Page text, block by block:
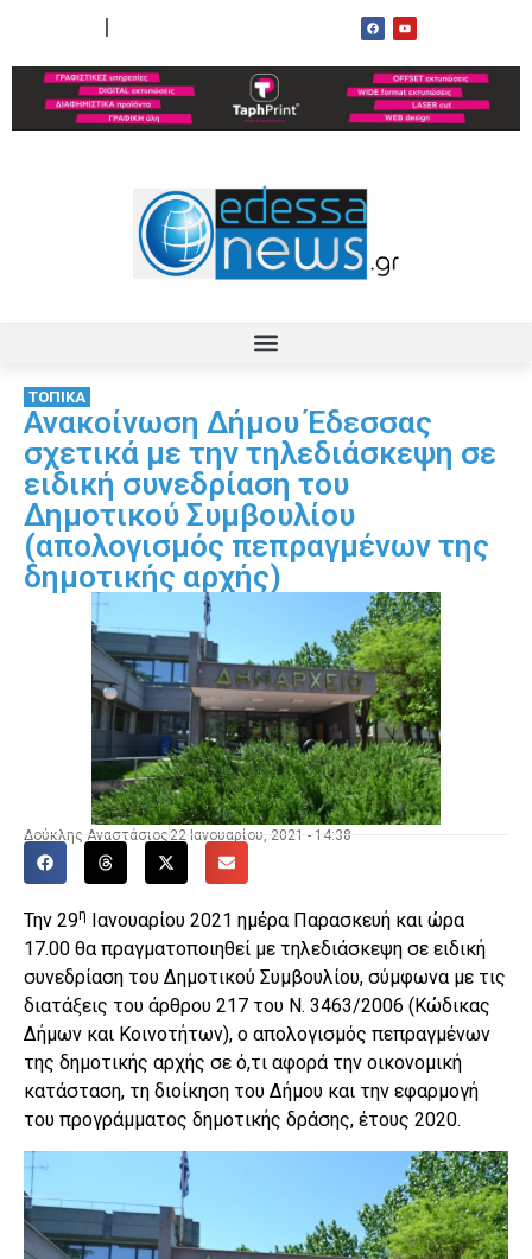
ΤΟΠΙΚΑ
Ανακοίνωση Δήμου Έδεσσας
σχετικά με την τηλεδιάσκεψη σε
ειδική συνεδρίαση του
Δημοτικού Συμβουλίου
(απολογισμός πεπραγμένων της
δημοτικής αρχής)
Δούκλης Αναστάσιος 22 Ιανουαρίου, 2021 - 14:38
Την 29η Ιανουαρίου 2021 ημέρα Παρασκευή και ώρα
17.00 θα πραγματοποιηθεί με τηλεδιάσκεψη σε ειδική
συνεδρίαση του Δημοτικού Συμβουλίου, σύμφωνα με τις
διατάξεις του άρθρου 217 του Ν. 3463/2006 (Κώδικας
Δήμων και Κοινοτήτων), ο απολογισμός πεπραγμένων
της δημοτικής αρχής σε ό,τι αφορά την οικονομική
κατάσταση, τη διοίκηση του Δήμου και την εφαρμογή
του προγράμματος δημοτικής δράσης, έτους 2020.